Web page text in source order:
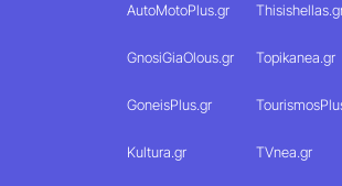
AutoMotoPlus.gr
GnosiGiaOlous.gr Topikanea.gr
GoneisPlus.gr
Kultura.gr TVnea.gr